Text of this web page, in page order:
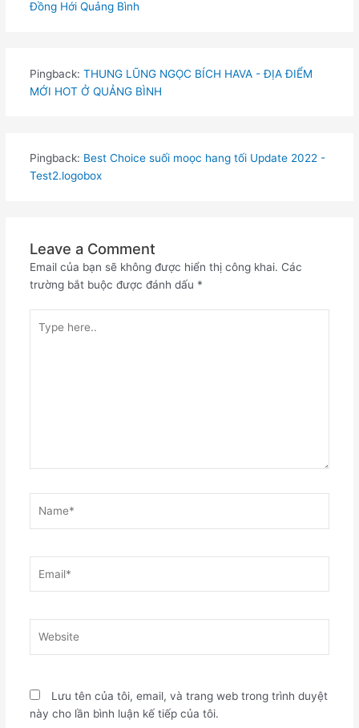
Đồng Hới Quảng Bình
Pingback: THUNG LŨNG NGỌC BÍCH HAVA - ĐỊA ĐIỂM
MỚI HOT Ở QUẢNG BÌNH
Pingback: Best Choice suối moọc hang tối Update 2022 -
Test2.logobox
Leave a Comment
Email của bạn sẽ không được hiển thị công khai. Các
trường bắt buộc được đánh dấu *
here..
Lưu tên của tôi, email, và trang web trong trình duyệt
này cho lần bình luận kế tiếp của tôi.